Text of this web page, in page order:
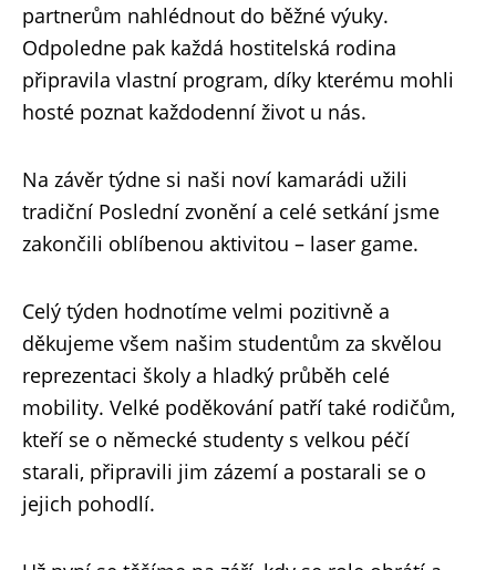
partnerům nahlédnout do běžné výuky.
Odpoledne pak každá hostitelská rodina
připravila vlastní program, díky kterému mohli
hosté poznat každodenní život u nás.
Na závěr týdne si naši noví kamarádi užili
tradiční Poslední zvonění a celé setkání jsme
zakončili oblíbenou aktivitou – laser game.
Celý týden hodnotíme velmi pozitivně a
děkujeme všem našim studentům za skvělou
reprezentaci školy a hladký průběh celé
mobility. Velké poděkování patří také rodičům,
kteří se o německé studenty s velkou péčí
starali, připravili jim zázemí a postarali se o
jejich pohodlí.